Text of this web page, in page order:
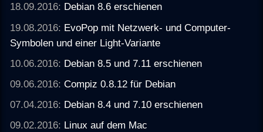
18.09.2016: Debian 8.6 erschienen
19.08.2016: EvoPop mit Netzwerk- und Computer-
Symbolen und einer Light-Variante
10.06.2016: Debian 8.5 und 7.11 erschienen
09.06.2016:Compiz 0.8.12 für Debian
07.04.2016: Debian 8.4 und 7.10 erschienen
09.02.2016: Linux auf dem Mac